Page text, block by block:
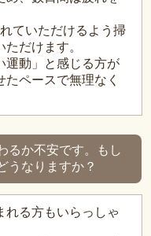
ていただけるよう掃
だけます。
運動」と感じる方が
ペースで無理なく
るか不安です。もし
うなりますか？
れる方もいらっしゃ